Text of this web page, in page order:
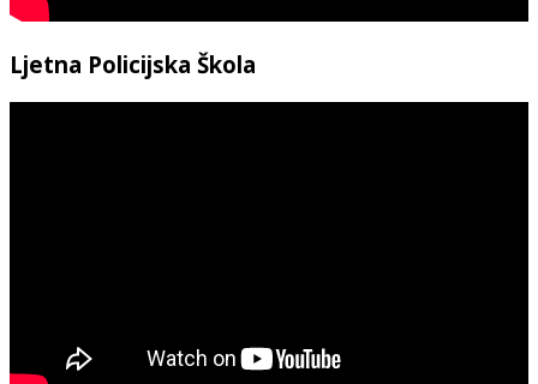
Ljetna Policijska Škola